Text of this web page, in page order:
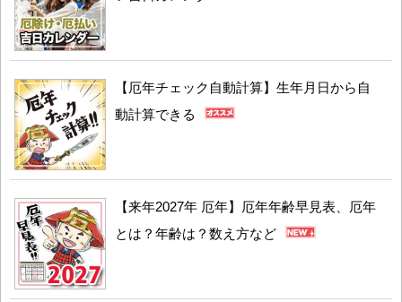
【厄年チェック自動計算】生年月日から自
動計算できる
【来年2027年 厄年】厄年年齢早見表、厄年
とは？年齢は？数え方など